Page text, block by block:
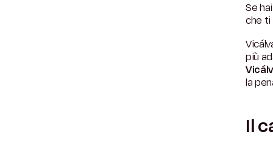
Se
che ti
più
la
Il